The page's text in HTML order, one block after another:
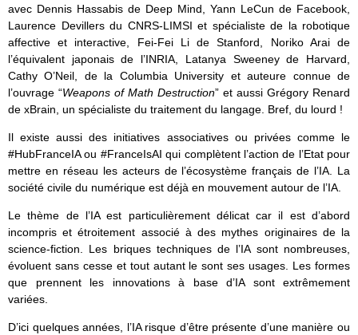
avec Dennis Hassabis de Deep Mind, Yann LeCun de Facebook,
Laurence Devillers du CNRS-LIMSI et spécialiste de la robotique
affective et interactive, Fei-Fei Li de Stanford, Noriko Arai de
l’équivalent japonais de l’INRIA, Latanya Sweeney de Harvard,
Cathy O’Neil, de la Columbia University et auteure connue de
l’ouvrage “Weapons of Math Destruction” et aussi Grégory Renard
de xBrain, un spécialiste du traitement du langage. Bref, du lourd !
Il existe aussi des initiatives associatives ou privées comme le
#HubFranceIA ou #FranceIsAI qui complètent l’action de l’Etat pour
mettre en réseau les acteurs de l’écosystème français de l’IA. La
société civile du numérique est déjà en mouvement autour de l’IA.
Le thème de l’IA est particulièrement délicat car il est d’abord
incompris et étroitement associé à des mythes originaires de la
science-fiction. Les briques techniques de l’IA sont nombreuses,
évoluent sans cesse et tout autant le sont ses usages. Les formes
que prennent les innovations à base d’IA sont extrêmement
variées.
D’ici quelques années, l’IA risque d’être présente d’une manière ou